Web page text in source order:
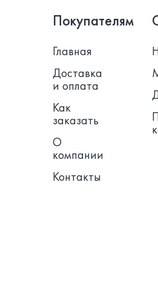
Покупателям
Главная
Доставка
и оплата
Как
заказать
О
компании
Контакты